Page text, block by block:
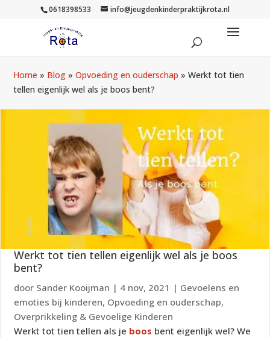
0618398533 info@jeugdenkinderpraktijkrota.nl
Home » Blog »Opvoeding en ouderschap »Werkt tot tien
tellen eigenlijk wel als je boos bent?
Werkt tot tien tellen eigenlijk wel als je boos
bent?
door Sander Kooijman | 4 nov, 2021 | Gevoelens en
emoties bij kinderen, Opvoeding en ouderschap,
Overprikkeling & Gevoelige Kinderen
Werkt tot tien tellen als je boos bent eigenlijk wel? We